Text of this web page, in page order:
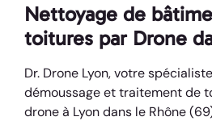
Nettoyage de
toitures par Drone
Dr. Drone Lyon, votre
démoussage et traitement de
drone à Lyon dans le Rhône